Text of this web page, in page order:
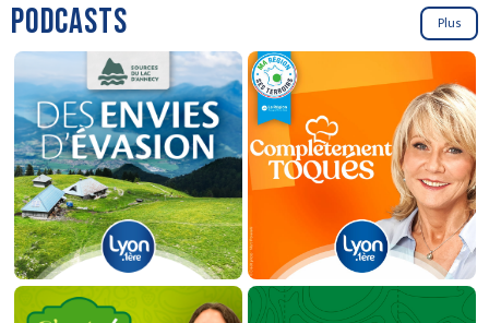
PODCASTS Plus